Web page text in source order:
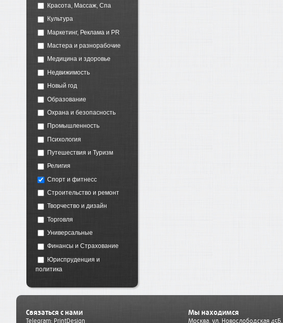
Красота, Массаж, Спа
Культура
Маркетинг, Реклама и PR
Мастера и разнорабочие
Медицина и здоровье
Недвижимость
Новый год
Образование
Охрана и безопасность
Промышленность
Психология
Путешествия и Туризм
Религия
Спорт и фитнесс
Строительство и ремонт
Творчество и дизайн
Торговля
Универсальные
Финансы и Страхование
Юриспруденция и
политика
Связаться с нами
Telegram: PrintDesign
Мы находимся
Москва, ул. Новослободская 45Б,